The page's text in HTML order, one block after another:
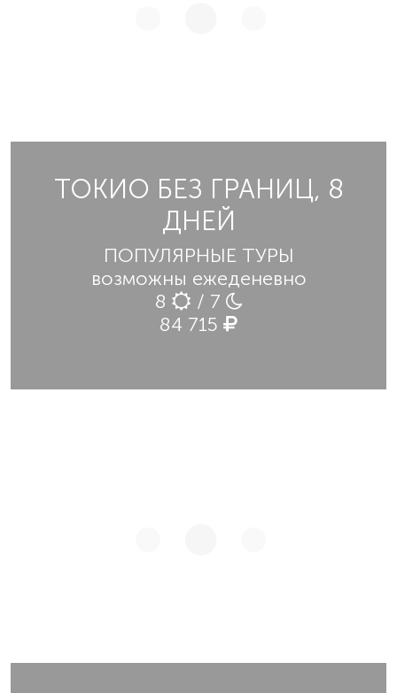
ТОКИО БЕЗ ГРАНИЦ, 8
ДНЕЙ
ПОПУЛЯРНЫЕ ТУРЫ
возможны ежеденевно
8
/ 7
84 715